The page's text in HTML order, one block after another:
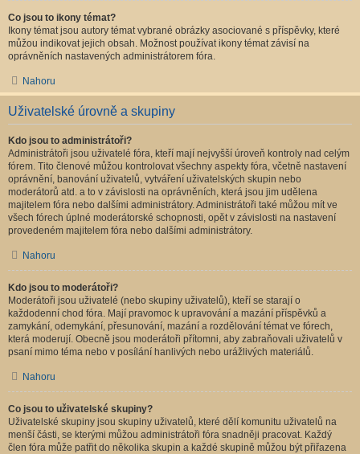
Co jsou to ikony témat?
Ikony témat jsou autory témat vybrané obrázky asociované s příspěvky, které
můžou indikovat jejich obsah. Možnost používat ikony témat závisí na
oprávněních nastavených administrátorem fóra.
Nahoru
Uživatelské úrovně a skupiny
Kdo jsou to administrátoři?
Administrátoři jsou uživatelé fóra, kteří mají nejvyšší úroveň kontroly nad celým
fórem. Tito členové můžou kontrolovat všechny aspekty fóra, včetně nastavení
oprávnění, banování uživatelů, vytváření uživatelských skupin nebo
moderátorů atd. a to v závislosti na oprávněních, která jsou jim udělena
majitelem fóra nebo dalšími administrátory. Administrátoři také můžou mít ve
všech fórech úplné moderátorské schopnosti, opět v závislosti na nastavení
provedeném majitelem fóra nebo dalšími administrátory.
Nahoru
Kdo jsou to moderátoři?
Moderátoři jsou uživatelé (nebo skupiny uživatelů), kteří se starají o
každodenní chod fóra. Mají pravomoc k upravování a mazání příspěvků a
zamykání, odemykání, přesunování, mazání a rozdělování témat ve fórech,
která moderují. Obecně jsou moderátoři přítomni, aby zabraňovali uživatelů v
psaní mimo téma nebo v posílání hanlivých nebo urážlivých materiálů.
Nahoru
Co jsou to uživatelské skupiny?
Uživatelské skupiny jsou skupiny uživatelů, které dělí komunitu uživatelů na
menší části, se kterými můžou administrátoři fóra snadněji pracovat. Každý
člen fóra může patřit do několika skupin a každé skupině můžou být přiřazena